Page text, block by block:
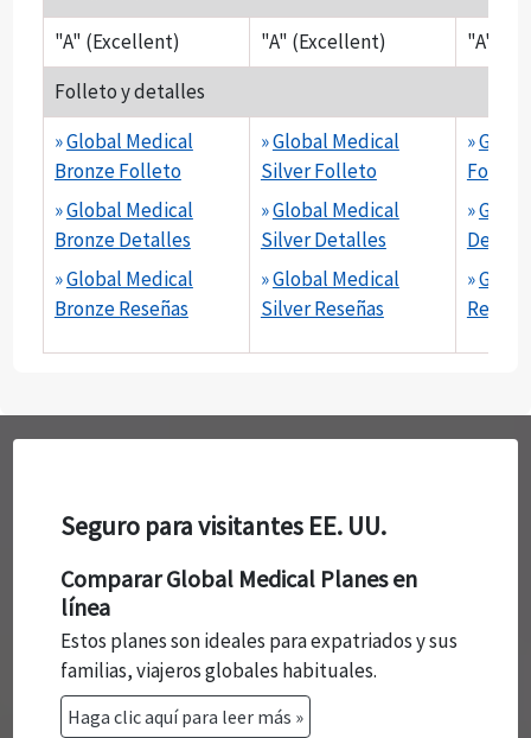
"A" (Excellent)
"A" (Excellent)
"A"
Folleto y detalles
»Global Medical
Bronze Folleto
»Global Medical
Bronze Detalles
»Global Medical
Bronze Reseñas
»Global Medical
Silver Folleto
»Global Medical
Silver Detalles
»Global Medical
Silver Reseñas
»
Folleto
»
»
Seguro para visitantes EE. UU.
Comparar Global Medical Planes en
línea
Estos planes son ideales para expatriados y sus
familias, viajeros globales habituales.
Haga clic aquí para leer más »